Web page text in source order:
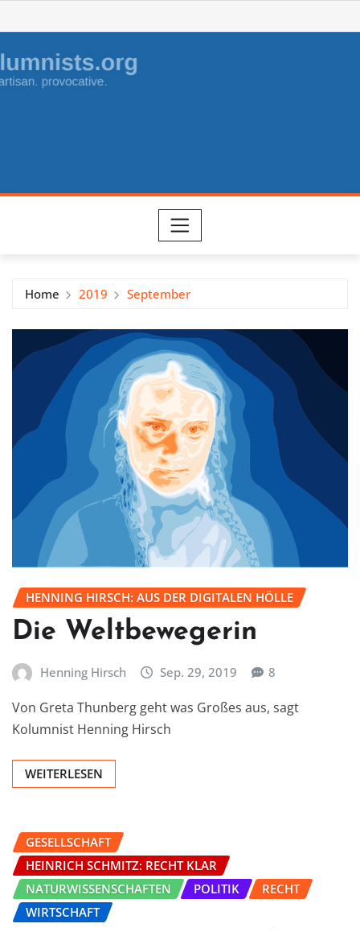
to
content
Home 2019 September
HENNING HIRSCH: AUS DER DIGITALEN HÖLLE
Die Weltbewegerin
Henning Hirsch Sep. 29, 2019 8
Von Greta Thunberg geht was Großes aus, sagt
Kolumnist Henning Hirsch
WEITERLESEN
GESELLSCHAFT
HEINRICH SCHMITZ: RECHT KLAR
NATURWISSENSCHAFTEN
POLITIK
RECHT
WIRTSCHAFT